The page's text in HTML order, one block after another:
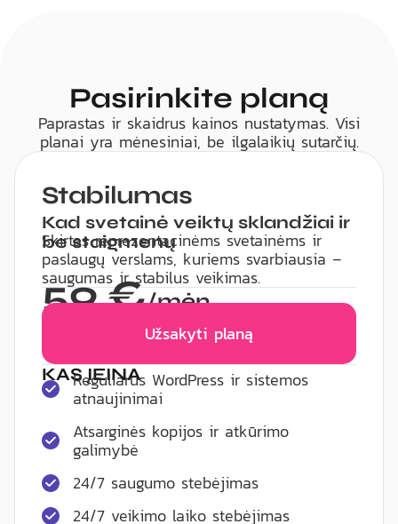
Pasirinkite planą
Paprastas ir skaidrus kainos nustatymas. Visi
planai yra mėnesiniai, be ilgalaikių sutarčių.
Stabilumas
Kad svetainė veiktų sklandžiai ir
be staigmenų
Skirtas reprezentacinėms svetainėms ir
paslaugų verslams, kuriems svarbiausia –
saugumas ir stabilus veikimas.
59 €/mėn.
Užsakyti planą
KAS ĮEINA
Reguliarūs WordPress ir sistemos
atnaujinimai
Atsarginės kopijos ir atkūrimo
galimybė
24/7 saugumo stebėjimas
24/7 veikimo laiko stebėjimas